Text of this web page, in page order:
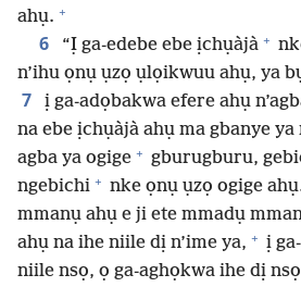
ahụ. +
6 “Ị ga-edebe ebe ịchụàjà +
n’ihu ọnụ ụzọ ụlọikwuu ahụ, ya
7
ị ga-adọbakwa efere ahụ
na ebe ịchụàjà ahụ ma gbanye
agba ya ogige + gburugburu,
ngebichi + nke ọnụ ụzọ ogige
mmanụ ahụ e ji ete mmadụ
ahụ na ihe niile dị n’ime ya, + ị
niile nsọ, ọ ga-aghọkwa ihe dị